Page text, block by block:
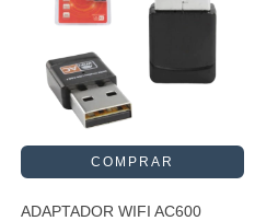
ADAPTADOR WIFI AC600